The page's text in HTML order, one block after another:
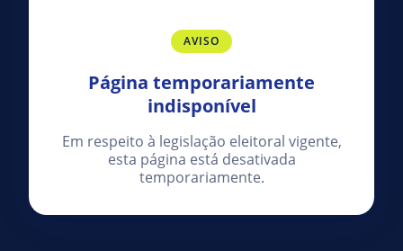
AVISO
Página temporariamente
indisponível
Em respeito à legislação eleitoral vigente,
esta página está desativada
temporariamente.